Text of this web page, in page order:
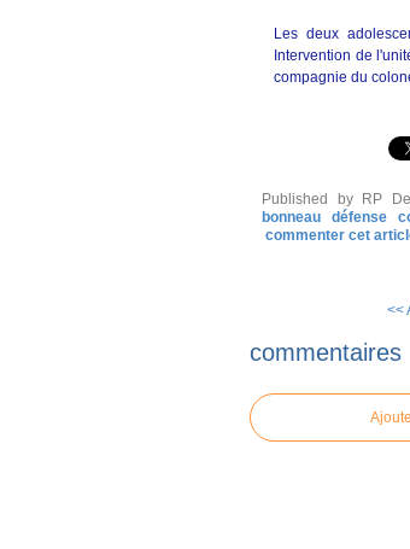
Les deux
Intervention de
compagnie du
Published by RP
bonneau
défense
commenter cet
<<
commentaires